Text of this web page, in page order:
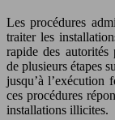
Les procédures
traiter les
rapide des autorités
de plusieurs étapes
jusqu’à l’exécution
ces procédures
installations illicites.